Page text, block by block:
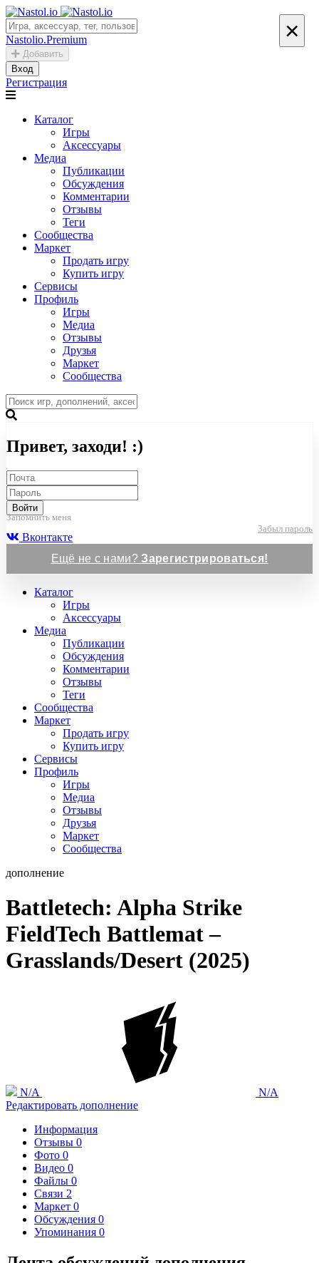
Nastolio.Premium
Добавить
Вход
Регистрация
Каталог
Игры
Аксессуары
Медиа
Публикации
Обсуждения
Комментарии
Отзывы
Теги
Сообщества
Маркет
Продать игру
Купить игру
Сервисы
Профиль
Игры
Медиа
Отзывы
Друзья
Маркет
Сообщества
×
Привет, заходи! :)
Войти
Запомнить меня
Забыл пароль
Вконтакте
Ещё не с нами?Зарегистрироваться!
Каталог
Игры
Аксессуары
Медиа
Публикации
Обсуждения
Комментарии
Отзывы
Теги
Сообщества
Маркет
Продать игру
Купить игру
Сервисы
Профиль
Игры
Медиа
Отзывы
Друзья
Маркет
Сообщества
дополнение
Battletech: Alpha Strike
FieldTech Battlemat –
Grasslands/Desert (2025)
N/A
N/A
Редактировать дополнение
Информация
Отзывы 0
Фото 0
Видео 0
Файлы 0
Связи 2
Маркет 0
Обсуждения 0
Упоминания 0